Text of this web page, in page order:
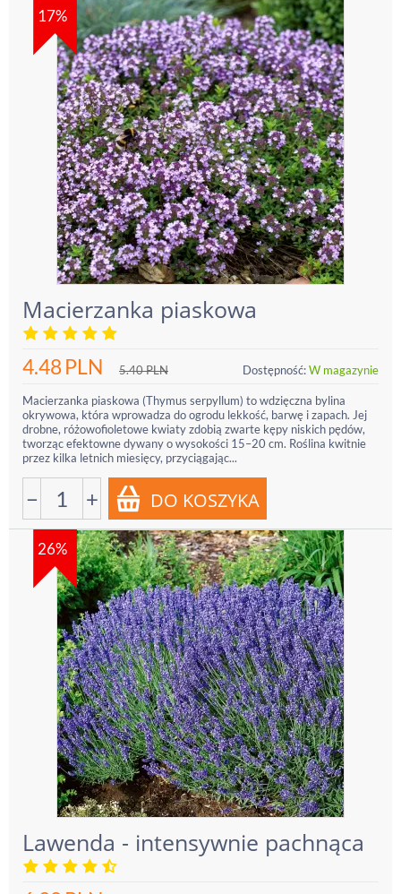
17%
Macierzanka piaskowa
4.48PLN 5.40PLN Dostępność:W magazynie
Macierzanka piaskowa (Thymus serpyllum) to wdzięczna bylina
okrywowa, która wprowadza do ogrodu lekkość, barwę i zapach. Jej
drobne, różowofioletowe kwiaty zdobią zwarte kępy niskich pędów,
tworząc efektowne dywany o wysokości 15–20 cm. Roślina kwitnie
przez kilka letnich miesięcy, przyciągając...
− +
26%
Lawenda - intensywnie pachnąca